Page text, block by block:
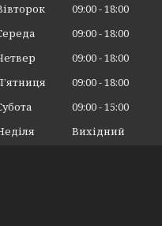
09:00 18:00
09:00 18:00
09:00 18:00
09:00 18:00
09:00 15:00
Вихідний